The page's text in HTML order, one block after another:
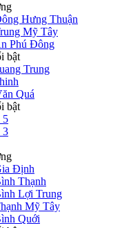
Hưng Thuận
Mỹ Tây
Phú Đông
bật
Trung
Quá
bật
5
3
Định
Thạnh
Lợi Trung
Mỹ Tây
Quới